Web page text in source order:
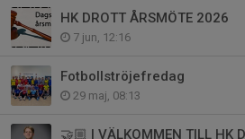
HK DROTT ÅRSMÖTE 2026
7 jun, 12:16
Fotbollströjefredag
29 maj, 08:13